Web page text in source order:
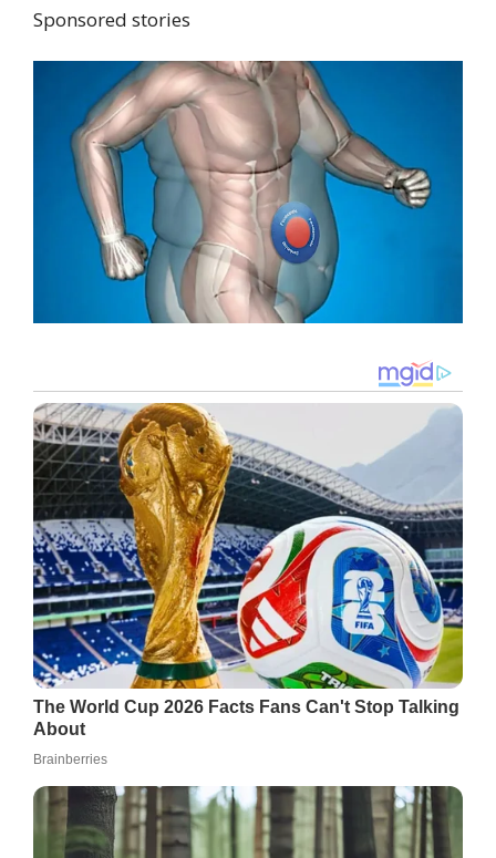
Sponsored stories